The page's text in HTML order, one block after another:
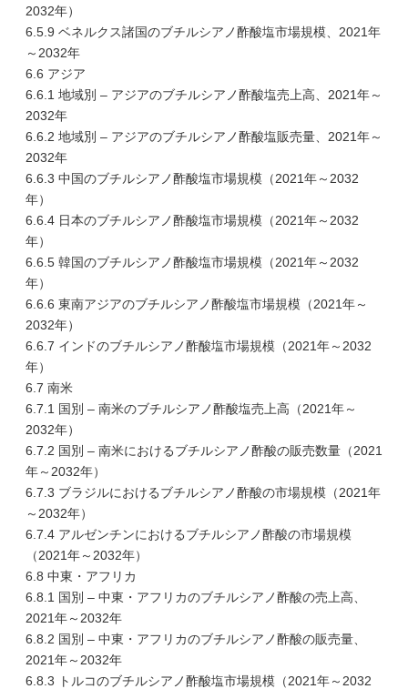
2032年）
6.5.9 ベネルクス諸国のブチルシアノ酢酸塩市場規模、2021年
～2032年
6.6 アジア
6.6.1 地域別 – アジアのブチルシアノ酢酸塩売上高、2021年～
2032年
6.6.2 地域別 – アジアのブチルシアノ酢酸塩販売量、2021年～
2032年
6.6.3 中国のブチルシアノ酢酸塩市場規模（2021年～2032
年）
6.6.4 日本のブチルシアノ酢酸塩市場規模（2021年～2032
年）
6.6.5 韓国のブチルシアノ酢酸塩市場規模（2021年～2032
年）
6.6.6 東南アジアのブチルシアノ酢酸塩市場規模（2021年～
2032年）
6.6.7 インドのブチルシアノ酢酸塩市場規模（2021年～2032
年）
6.7 南米
6.7.1 国別 – 南米のブチルシアノ酢酸塩売上高（2021年～
2032年）
6.7.2 国別 – 南米におけるブチルシアノ酢酸の販売数量（2021
年～2032年）
6.7.3 ブラジルにおけるブチルシアノ酢酸の市場規模（2021年
～2032年）
6.7.4 アルゼンチンにおけるブチルシアノ酢酸の市場規模
（2021年～2032年）
6.8 中東・アフリカ
6.8.1 国別 – 中東・アフリカのブチルシアノ酢酸の売上高、
2021年～2032年
6.8.2 国別 – 中東・アフリカのブチルシアノ酢酸の販売量、
2021年～2032年
6.8.3 トルコのブチルシアノ酢酸塩市場規模（2021年～2032